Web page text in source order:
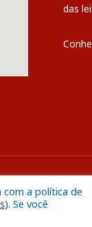
das
com a política de
). Se você